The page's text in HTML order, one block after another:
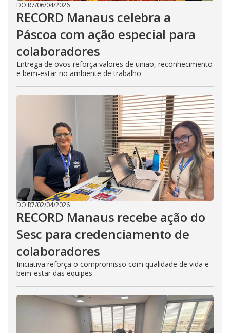
DO R7/06/04/2026
RECORD Manaus celebra a
Páscoa com ação especial para
colaboradores
Entrega de ovos reforça valores de união, reconhecimento
e bem-estar no ambiente de trabalho
DO R7/02/04/2026
RECORD Manaus recebe ação do
Sesc para credenciamento de
colaboradores
Iniciativa reforça o compromisso com qualidade de vida e
bem-estar das equipes